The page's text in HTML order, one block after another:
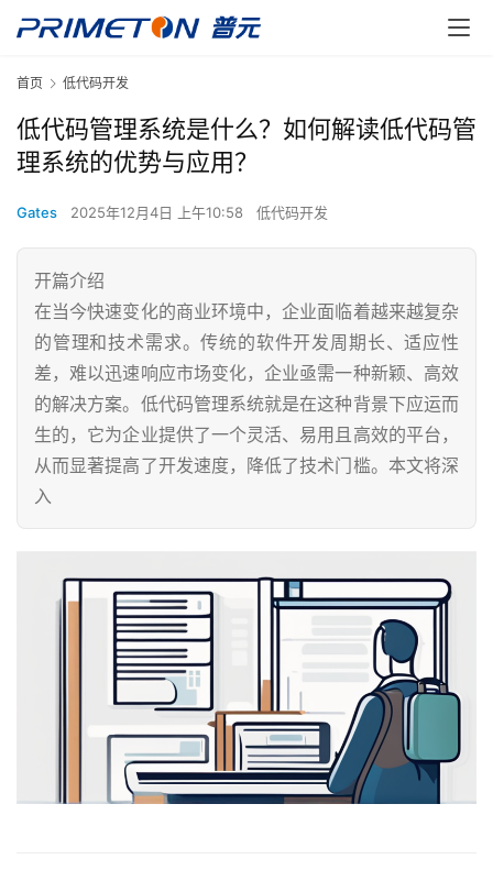
首页 低代码开发
低代码管理系统是什么？如何解读低代码管
理系统的优势与应用？
Gates 2025年12月4日 上午10:58 低代码开发
开篇介绍
在当今快速变化的商业环境中，企业面临着越来越复杂
的管理和技术需求。传统的软件开发周期长、适应性
差，难以迅速响应市场变化，企业亟需一种新颖、高效
的解决方案。低代码管理系统就是在这种背景下应运而
生的，它为企业提供了一个灵活、易用且高效的平台，
从而显著提高了开发速度，降低了技术门槛。本文将深
入